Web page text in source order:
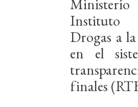
Instituto
Drogas a
en el
finales